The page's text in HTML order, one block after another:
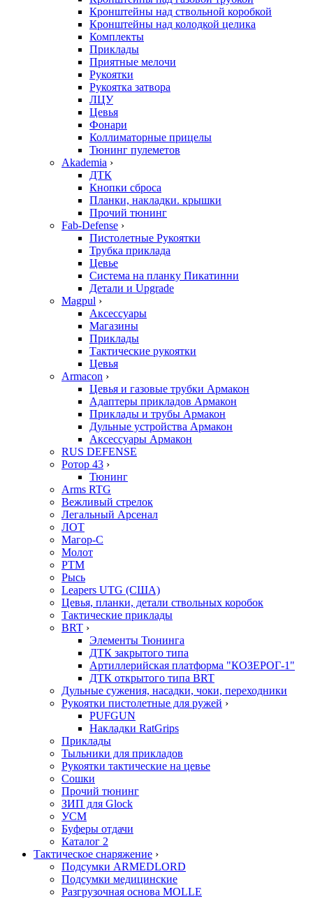
Кронштейны над ствольной коробкой
Кронштейны над колодкой целика
Комплекты
Приклады
Приятные мелочи
Рукоятки
Рукоятка затвора
ЛЦУ
Цевья
Фонари
Коллиматорные прицелы
Тюнинг пулеметов
Akademia ›
ДТК
Кнопки сброса
Планки, накладки. крышки
Прочий тюнинг
Fab-Defense ›
Пистолетные Рукоятки
Трубка приклада
Цевье
Система на планку Пикатинни
Детали и Upgrade
Magpul ›
Аксессуары
Магазины
Приклады
Тактические рукоятки
Цевья
Armacon ›
Цевья и газовые трубки Армакон
Адаптеры прикладов Армакон
Приклады и трубы Армакон
Дульные устройства Армакон
Аксессуары Армакон
RUS DEFENSE
Ротор 43 ›
Тюнинг
Arms RTG
Вежливый стрелок
Легальный Арсенал
ЛОТ
Магор-С
Молот
РТМ
Рысь
Leapers UTG (США)
Цевья, планки, детали ствольных коробок
Тактические приклады
BRT ›
Элементы Тюнинга
ДТК закрытого типа
Артиллерийская платформа "КОЗЕРОГ-1"
ДТК открытого типа BRT
Дульные сужения, насадки, чоки, переходники
Рукоятки пистолетные для ружей ›
PUFGUN
Накладки RatGrips
Приклады
Тыльники для прикладов
Рукоятки тактические на цевье
Сошки
Прочий тюнинг
ЗИП для Glock
УСМ
Буферы отдачи
Каталог 2
Тактическое снаряжение ›
Подсумки ARMEDLORD
Подсумки медицинские
Разгрузочная основа MOLLE